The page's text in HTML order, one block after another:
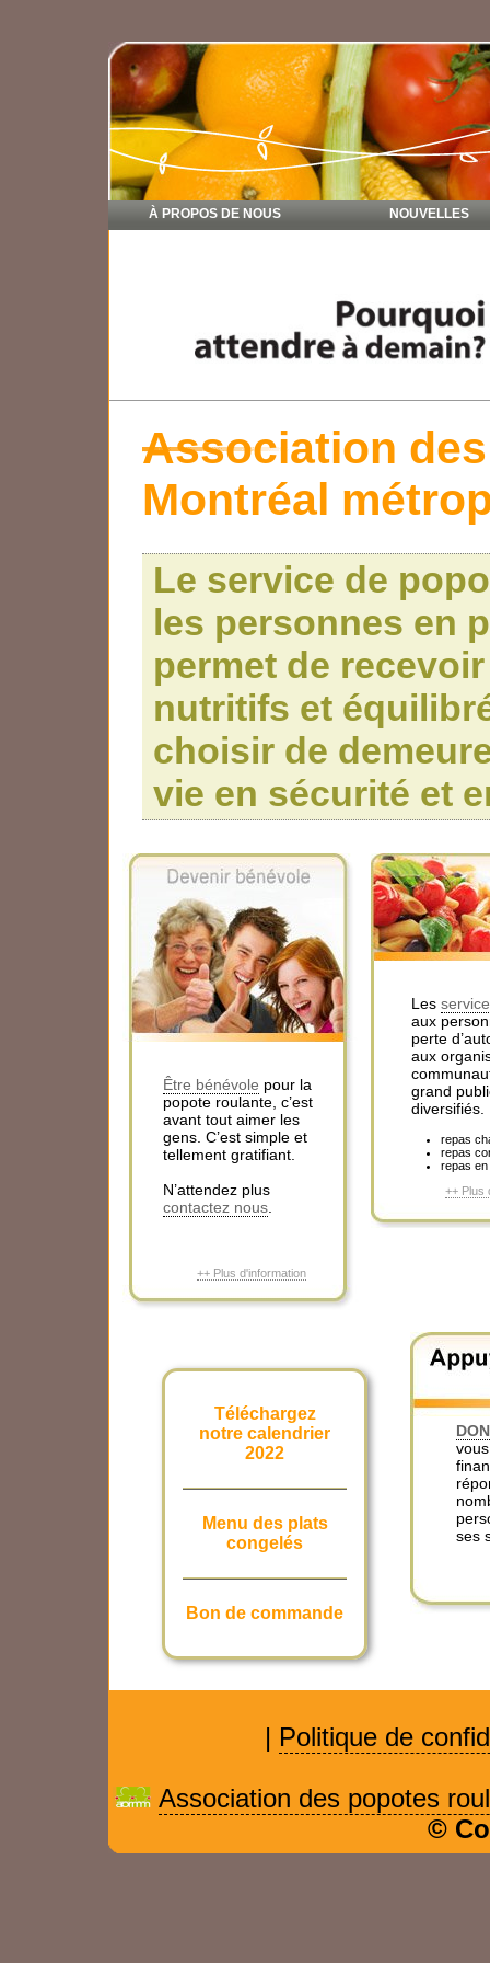
À PROPOS DE NOUS NOUVELLES
Association
Montréal
Le service de
les personnes en
permet de
nutritifs et
choisir de
vie en sécurité et
Être bénévole pour la
popote roulante, c’est
avant tout aimer les
gens. C’est simple et
tellement gratifiant.
N’attendez plus
contactez nous
++ Plus d'information
Les
aux
perte
aux
grand
diversifiés.
repas
repas
repas en
++ Plus
Téléchargez
notre calendrier
2022
Menu des plats
congelés
Bon de commande
ses
| Politique de
Association des popotes
©